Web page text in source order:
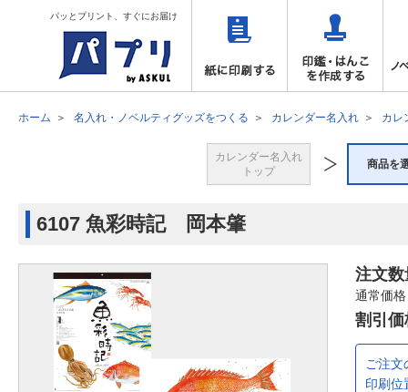
パッとプリント、すぐにお届け
ホーム 名入れ・ノベルティグッズをつくる カレンダー名入れ カレ
カレンダー名入れ
トップ
商品を
6107 魚彩時記 岡本肇
注文数
通常価格
割引価
ご注文
印刷位